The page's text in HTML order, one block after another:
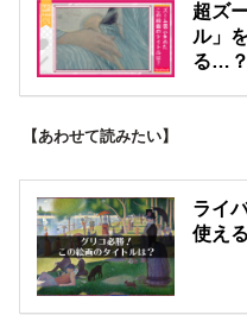
超ズ
ル」
る…？
【あわせて読みたい】
ライ
使え